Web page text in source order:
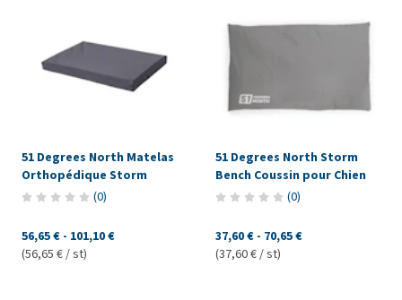
51 Degrees North Matelas
Orthopédique Storm
(0)
56,65 € - 101,10 €
(56,65 € / st)
51 Degrees North Storm
Bench Coussin pour Chien
(0)
37,60 € - 70,65 €
(37,60 € / st)